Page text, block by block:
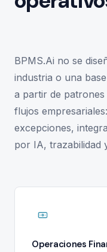
BPMS.Ai no se
industria o una
a partir de
flujos
excepciones,
por IA, trazabilidad
Operaciones